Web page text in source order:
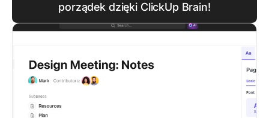
porządek dzięki ClickUp Brain!